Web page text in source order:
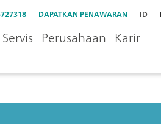
DAPATKAN PENAWARAN ID
Perusahaan Karir